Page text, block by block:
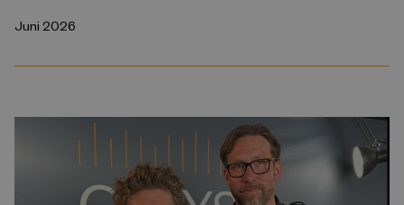
Juni 2026